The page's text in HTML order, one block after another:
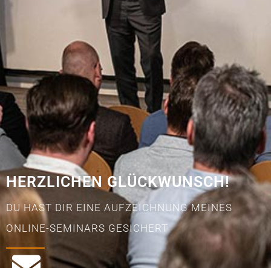
HERZLICHEN GLÜCKWUNSCH!
DU HAST DIR EINE AUFZEICHNUNG MEINES
ONLINE-SEMINARS GESICHERT